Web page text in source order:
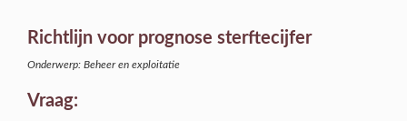
Richtlijn voor prognose sterftecijfer
Onderwerp: Beheer en exploitatie
Vraag: